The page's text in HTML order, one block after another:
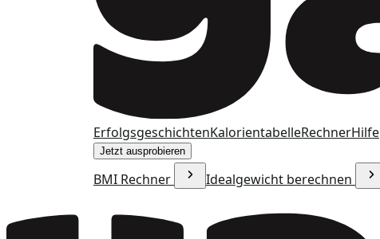
ErfolgsgeschichtenKalorientabelleRechnerHilfe
Jetzt ausprobieren
BMI Rechner Idealgewicht berechnen